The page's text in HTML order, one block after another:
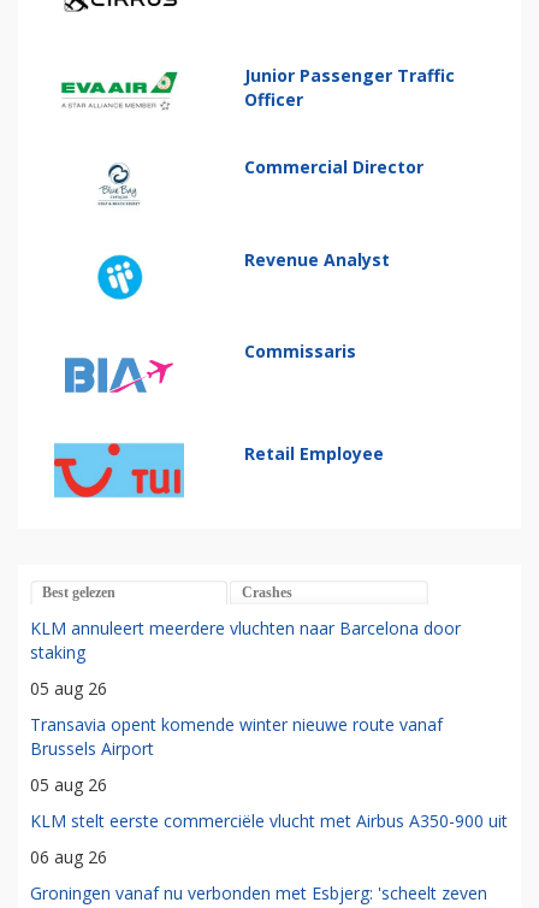
Junior Passenger Traffic
Officer
Commercial Director
Revenue Analyst
Commissaris
Retail Employee
Best gelezen Crashes
KLM annuleert meerdere vluchten naar Barcelona door
staking
05 aug 26
Transavia opent komende winter nieuwe route vanaf
Brussels Airport
05 aug 26
KLM stelt eerste commerciële vlucht met Airbus A350-900 uit
06 aug 26
Groningen vanaf nu verbonden met Esbjerg: 'scheelt zeven